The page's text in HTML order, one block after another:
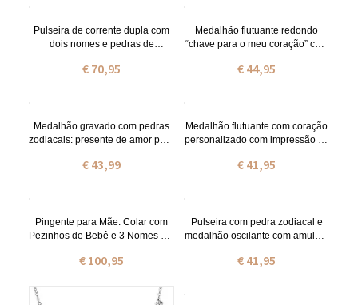
Pulseira de corrente dupla com
dois nomes e pedras de
€ 70,95
Medalhão flutuante redondo
“chave para o meu coração” com
€ 44,95
Medalhão gravado com pedras
zodiacais: presente de amor para
€ 43,99
Medalhão flutuante com coração
personalizado com impressão de
€ 41,95
Pingente para Mãe: Colar com
Pezinhos de Bebê e 3 Nomes em
€ 100,95
Pulseira com pedra zodiacal e
medalhão oscilante com amuleto
€ 41,95